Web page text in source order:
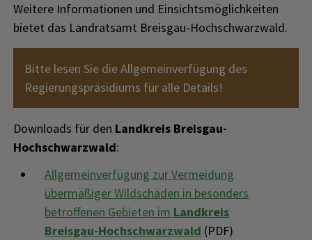
Weitere Informationen und Einsichtsmöglichkeiten
bietet das Landratsamt Breisgau-Hochschwarzwald.
Bitte lesen Sie die Allgemeinverfügung des
Regierungspräsidiums für alle Details!
Downloads für den Landkreis Breisgau-
Hochschwarzwald:
Allgemeinverfügung zur Vermeidung
übermäßiger Wildschäden in besonders
betroffenen Gebieten im Landkreis
Breisgau-Hochschwarzwald (PDF)